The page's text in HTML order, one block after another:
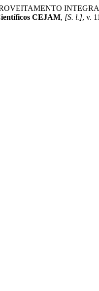
CEJAM, [S. l.], v.